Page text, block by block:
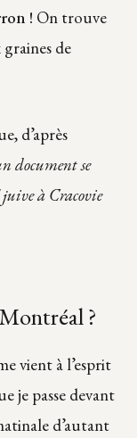
! On trouve
de
d’après
document se
à Cracovie
?
vient à l’esprit
je passe devant
d’autant